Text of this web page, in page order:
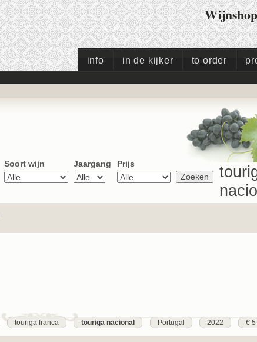
info in de kijker to order
Soort wijn Jaargang Prijs
touriga franca touriga nacional Portugal 2022 €